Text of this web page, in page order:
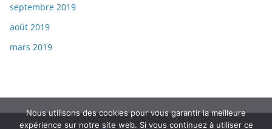
septembre 2019
août 2019
mars 2019
Nous utilisons des cookies pour vous garantir la meilleure
expérience sur notre site web. Si vous continuez à utiliser ce